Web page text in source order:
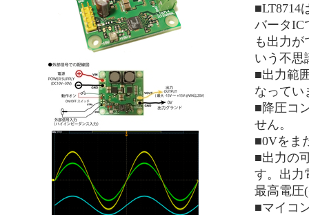
■LT8714
バータIC
も出力
いう不思
■出力範
なってい
■降圧コ
せん。
■0Vをま
■出力の
す。出力
最高電圧
■マイコ